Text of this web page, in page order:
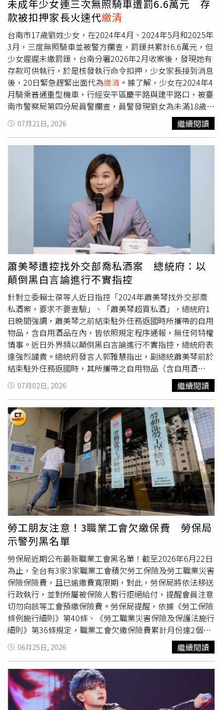
iPhone Upgrade Program及一般分期付款服務，未來預計
停止受理上述方案的新用戶申請，將資源集中於全新的租賃
模式。不過，新方案仍有部分限制。Apple Upgrade並未納
入AppleCare保固服務，Apple Watch SE、入門款iPad、
iPhone 16及MacBook Neo等部分機型也不適用，企業及教
育機構的大宗採購同樣排除在服務範圍之外。外界分析，蘋
果此時推出租賃方案，與AI浪潮帶動半導體成本持續攀升有
關。近年全球AI產業積極擴建資料中心，推升記憶體與儲存
晶片價格，蘋果已率先調漲iPad、MacBook等產品售價，
市場也預期今年秋季發表的新一代iPhone不排除同步調整價
格。透過租賃模式，不僅能降低消費者換機門檻，也能將融
資與呆帳風險交由Klarna承擔。消息曝光後，Klarna股價一
度勁揚約11%。知名市調機構Counterpoint Research指
出，受到零組件價格上漲影響，智慧型手機售價普遍提高，
消費者換機意願也隨之降溫，2026年第二季全球智慧手機
出貨量年減11%，創下2013年以來同期最低紀錄，顯示市
場需求持續疲弱，也讓各家品牌積極尋求新的銷售模式。另
一方面，科技媒體《9to5Mac》也在iOS 27 Beta程式碼中
發現一項名為「App Managed Features（應用程式管理功
能）」的新功能，可讓獲授權的金融機構或電信業者App管
理租賃裝置，並定期確認合約履行情形。一旦系統偵測到使
用者欠款或違約，iPhone可能會自動進入「限制模式
（Restricted Mode）」，除了電話、緊急功能等少數基本
服務外，大部分App都將無法正常使用，直到完成付款或恢
復合約狀態。外界推測，這項新功能就是為Apple Upgrade
租賃計畫預先布局，但截至目前為止，蘋果仍未正式對外證
實相關消息。
未成年少女連三次無照騎車遭罰6.6萬元 存
款被扣押家長火速代繳清
台南市17歲劉姓少女，在2024年4月、2024年5月和2025年
3月，三度無照騎車並被警方攔查，罰鍰共累計6.6萬元，但
少女遲遲未繳罰鍰，台南分署2026年2月收案後，發現她有
存款可供執行，於是核發執行命令扣押，少女家長接到消息
後，20日緊急趕緊出面代為繳清 。據了解，少女在2024年4
月騎乘普通重型機車，行經安平區慶平路與建平路口，被臺
南市警察局第四分局員警攔查，員警發現劉女為未滿18歲之
未成年人無駕駛執照駕駛機車，經臺南市政府交通局裁處1
萬8,000元。但少女仍未得到教訓，她2024年5月又騎乘普
通重型機車，行經安平區漁濱路，再度第四分局員警攔查發
現，劉女為未滿18歲之未成年人無照駕駛機車，經交通局裁
處2萬4,000元。2025年3月，劉女又騎乘普通重型機車，行
經嘉義縣竹崎鄉坑頭村土地公廟旁，經嘉義縣政府警察局竹
崎分局員警攔查發現，劉女為未成年人無照騎乘機車，經臺
南市政府交通局裁處2萬4000元，累計3筆罰單，金額合計
為6萬6000元。臺南分署表示，執行人員2月間收案後，發
現劉女有存款可供執行，乃核發執行命令扣押劉女之存款債
權，接獲執行命令後，劉女之家長於20日下午到場代劉女將
繳清。臺南分署呼籲，為還給用路人行的安全，臺南
分署依法務部行政執行署規劃之「交通專案」，將加強執行
與車輛相關之使用牌照稅、公路使用養護安全管理費及交通
罰鍰。請民眾切勿心存僥倖，挑戰公權力。並提醒民眾若有
經濟困難而無法一次清償，可檢具相關證明文件申請分期繳
納，如拒不繳納，臺南分署將強力執行。
07月21日, 2026 繼續閱讀
蕭美琴遭控找外交部喬私酒案 總統府：以
顛倒黑白言論進行不實指控
針對立委賴士葆等人近日指控「2024年蕭美琴找外交部喬
私酒案，要求不要查驗」、「蕭美琴超買私酒」，總統府1
日晚間強調，蕭美琴之前結束駐外任務返國時所攜帶的自用
物品，含自用酒品在內，皆依照規定程序通報，無任何特權
情事。近日外界頻以顛倒黑白言論進行不實指控，總統府表
達強烈譴責。總統府發言人郭雅慧指出，副總統蕭美琴前於
結束駐外任務返國時，其所攜帶之自用物品（含自用酒
品），皆依照關稅法第49條第1項第3款後段「政府派駐國
外機構人員任滿調回攜帶自用物品」規定，與我國所有駐外
人員返國通報程序一致，無任何特權之情事。郭雅慧續指，
另依財政部「政府派駐國外人員任滿調回攜帶自用物品辦
法」規定，入境酒類除1公升免稅外，其餘超額部分均應依
法課稅；對此，本案於免稅額度外均已依法申報並繳清 相關
稅款（含關稅、營業稅及菸酒稅）。郭雅慧呼籲，特定政治
人物為了政治操作，刻意以錯誤資訊以訛傳訛、惡意中傷，
不僅傷害戮力從公之駐外外交人員，更是在破壞社會大眾對
政府體制的信任，應受社會大眾共同譴責。
07月02日, 2026 繼續閱讀
勞工朋友注意！3職業工會欠繳保費 勞保局
示警列黑名單
勞保局近期公布最新職業工會黑名單！截至2026年6月22日
為止，全台有3家3家職業工會積欠勞工保險及勞工職業災害
保險保險費，且已逾繳費寬限期，對此，勞保局將依法移送
行政執行，並對所屬被保險人暫行拒絕給付，提醒會員注意
切勿向該等工會預繳保險費。勞保局提醒，依據《勞工保險
條例施行細則》第40條、《勞工職業災害保險及保護法施行
細則》第36條規定，職業工會欠繳保險費累計月份達2個月
者，不得繼續預收保險費。依上開規定，大台南宗教服務職
業工會、臺北市健身教練職業工會及基隆市雕刻業職業工會
3家職業工會已不得繼續預收保險費。勞保局說明，各職業
工會每月向會員收取之保險費，如未依《勞工保險條例》、
《勞工職業災害保險及保護法》規定期限彙繳至勞保局，其
所屬會員被保險人申請各項給付將遭暫行拒絕給付，影響權
06月25日, 2026 繼續閱讀